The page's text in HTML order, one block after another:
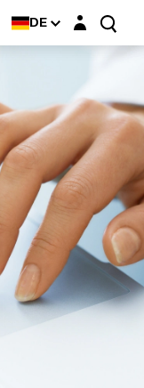
DE Login-Maske